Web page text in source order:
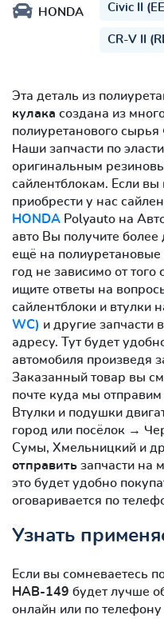
HONDA Civic II
CR-V II
Эта деталь из
кулака создана из
полиуретанового
Наши запчасти по
оригинальным
сайлентблокам. Если
приобрести у нас
HONDA Polyauto на
авто Вы получите
ещё на
год не зависимо от
ищите ответы на
сайлентблоки и втулки
WC) и другие запчасти
адресу. Тут будет
автомобиля произведя
Заказанный товар вы
почте куда мы
Втулки и подушки
город или посёлок →
Сумы, Хмельницкий и
отправить запчасти на
это будет удобно
оговаривается по
Узнать
Если вы сомневаетесь
HAB-149 будет лучше
онлайн или по